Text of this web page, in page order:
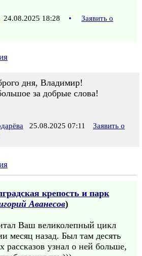
24.08.2025 18:28 •
Заявить о
дня, Владимир!
за добрые слова!
25.08.2025 07:11
Заявить о
крепость и парк
Аванесов)
Ваш великолепный цикл
месяц назад. Был там десять
узнал о ней больше,